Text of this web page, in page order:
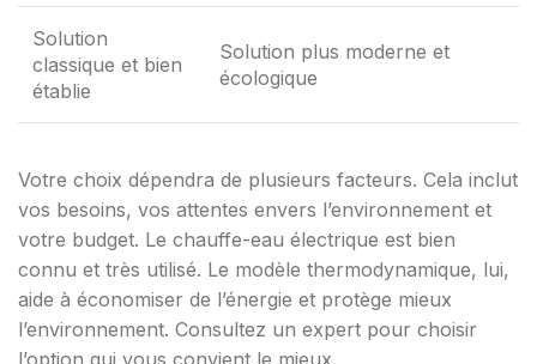
Solution
classique et bien
établie
Solution plus moderne et
écologique
Votre choix dépendra de plusieurs facteurs. Cela inclut
vos besoins, vos attentes envers l’environnement et
votre budget. Le chauffe-eau électrique est bien
connu et très utilisé. Le modèle thermodynamique, lui,
aide à économiser de l’énergie et protège mieux
l’environnement. Consultez un expert pour choisir
l’option qui vous convient le mieux.